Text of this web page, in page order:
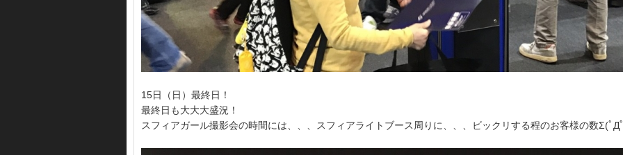
15日（日）最終日！
最終日も大大大盛況！
スフィアガール撮影会の時間には、、、スフィアライトブース周りに、、、ビックリする程のお客様の数Σ(ﾟД